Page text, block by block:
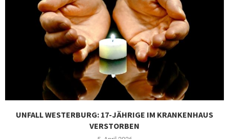
UNFALL WESTERBURG: 17-JÄHRIGE IM KRANKENHAUS
VERSTORBEN